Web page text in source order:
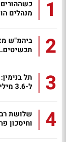
1
מנהלים
2
ביהמ"ש
3
ל-3.6 מיליון
4
שלושת
וחיסכון